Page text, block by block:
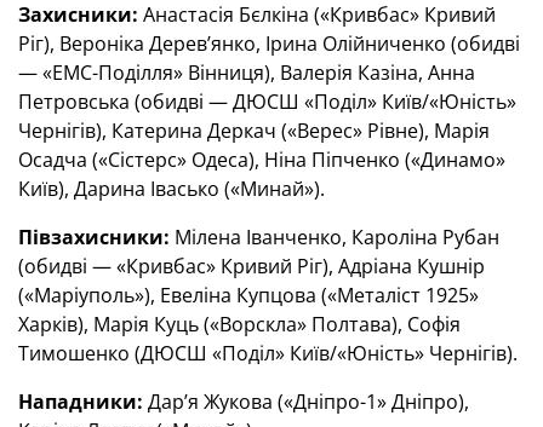
Захисники: Анастасія Бєлкіна («Кривбас» Кривий
Ріг), Вероніка Дерев’янко, Ірина Олійниченко (обидві
— «ЕМС-Поділля» Вінниця), Валерія Казіна, Анна
Петровська (обидві — ДЮСШ «Поділ» Київ/«Юність»
Чернігів), Катерина Деркач («Верес» Рівне), Марія
Осадча («Сістерс» Одеса), Ніна Піпченко («Динамо»
Київ), Дарина Івасько («Минай»).
Півзахисники: Мілена Іванченко, Кароліна Рубан
(обидві — «Кривбас» Кривий Ріг), Адріана Кушнір
(«Маріуполь»), Евеліна Купцова («Металіст 1925»
Харків), Марія Куць («Ворскла» Полтава), Софія
Тимошенко (ДЮСШ «Поділ» Київ/«Юність» Чернігів).
Нападники: Дар’я Жукова («Дніпро-1» Дніпро),